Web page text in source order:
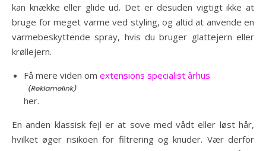
kan knække eller glide ud. Det er desuden vigtigt ikke at
bruge for meget varme ved styling, og altid at anvende en
varmebeskyttende spray, hvis du bruger glattejern eller
krøllejern.
Få mere viden om extensions specialist århus
her.
En anden klassisk fejl er at sove med vådt eller løst hår,
hvilket øger risikoen for filtrering og knuder. Vær derfor